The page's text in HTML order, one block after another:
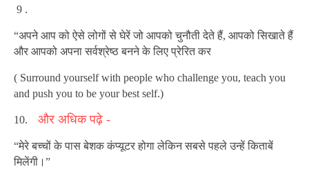
9 .
“अपने आप को ऐसे लोगों से घेरें जो आपको चुनौती देते हैं, आपको सिखाते हैं
और आपको अपना सर्वश्रेष्ठ बनने के लिए प्रेरित कर
( Surround yourself with people who challenge you, teach you
and push you to be your best self.)
10. और अधिक पढ़े -
“मेरे बच्चों के पास बेशक कंप्यूटर होगा लेकिन सबसे पहले उन्हें किताबें
मिलेंगी।”